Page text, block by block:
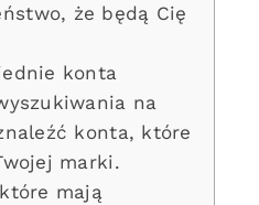
że będą Cię
konta
na
konta, które
marki.
mają